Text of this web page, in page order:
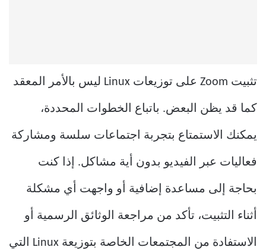
تثبيت Zoom على توزيعات Linux ليس بالأمر المعقد
كما قد يظن البعض. باتباع الخطوات المحددة،
يمكنك الاستمتاع بتجربة اجتماعات سلسة ومشاركة
فعاليات عبر الفيديو بدون أية مشاكل. إذا كنت
بحاجة إلى مساعدة إضافية أو واجهت أي مشكلة
أثناء التثبيت، تأكد من مراجعة الوثائق الرسمية أو
الاستفادة من المجتمعات الخاصة بتوزيعة Linux التي